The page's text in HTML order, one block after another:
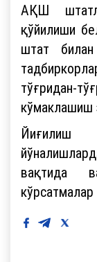
АҚШ
қўйилиши
штат
тўғридан-
кўмаклашиш
Йиғилиш
вақтида